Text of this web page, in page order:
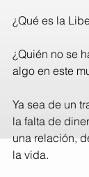
¿Qué es la
¿Quién no se
algo en este
Ya sea de un
la falta de
una relación,
la vida.